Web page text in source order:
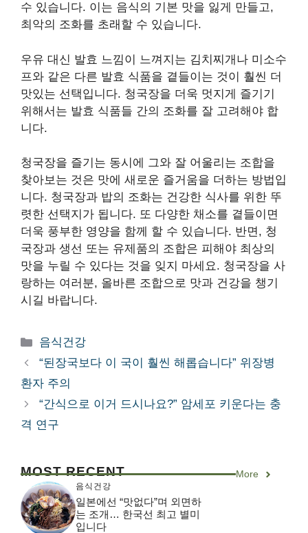
수 있습니다. 이는 음식의 기본 맛을 잃게 만들고,
최악의 조화를 초래할 수 있습니다.
우유 대신 발효 느낌이 느껴지는 김치찌개나 미소수
프와 같은 다른 발효 식품을 곁들이는 것이 훨씬 더
맛있는 선택입니다. 청국장을 더욱 멋지게 즐기기
위해서는 발효 식품들 간의 조화를 잘 고려해야 합
니다.
청국장을 즐기는 동시에 그와 잘 어울리는 조합을
찾아보는 것은 맛에 새로운 즐거움을 더하는 방법입
니다. 청국장과 밥의 조화는 건강한 식사를 위한 뚜
렷한 선택지가 됩니다. 또 다양한 채소를 곁들이면
더욱 풍부한 영양을 함께 할 수 있습니다. 반면, 청
국장과 생선 또는 유제품의 조합은 피해야 최상의
맛을 누릴 수 있다는 것을 잊지 마세요. 청국장을 사
랑하는 여러분, 올바른 조합으로 맛과 건강을 챙기
시길 바랍니다.
카
테
리
음식건강
“된장국보다 이 국이 훨씬 해롭습니다” 위장병
환자 주의
“간식으로 이거 드시나요?” 암세포 키운다는 충
격 연구
MOST RECENT More
음식건강
일본에선 “맛없다”며 외면하
는 조개… 한국선 최고 별미
입니다